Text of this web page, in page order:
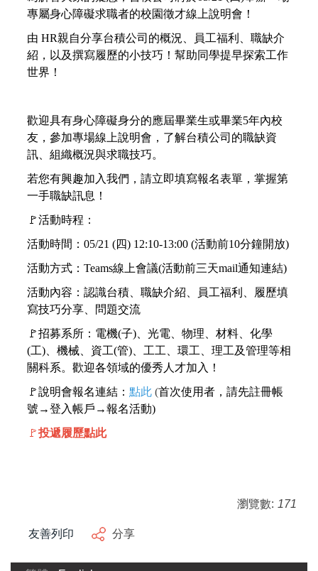
專屬身心障礙求職者的校園徵才線上說明會！
由 HR親自分享台積公司的概況、員工福利、職缺介
紹，以及撰寫履歷的小技巧！幫助同學提早探索工作
世界！
歡迎具有身心障礙身分的應屆畢業生或畢業5年內校
友，參加專場線上說明會，了解台積公司的職缺資
訊、組織概況與求職技巧。
若您有興趣加入我們，請立即填寫報名表單，掌握第
一手職缺訊息！
🚩活動時程：
活動時間：05/21 (四) 12:10-13:00 (活動前10分鐘開放)
活動方式：Teams線上會議(活動前三天mail通知連結)
活動內容：認識台積、職缺介紹、員工福利、履歷填
寫技巧分享、問題交流
🚩招募系所：電機(子)、光電、物理、材料、化學
(工)、機械、資工(管)、工工、環工、理工及管理等相
關科系。歡迎各領域的優秀人才加入！
🚩說明會報名連結： 點此 (首次使用者，請先註冊帳
號→登入帳戶→報名活動)
🚩投遞履歷點此
瀏覽數: 171
友善列印 分享